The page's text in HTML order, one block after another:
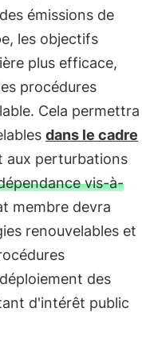
émissions de
les objectifs
plus efficace,
procédures
Cela permettra
dans le cadre
aux perturbations
vis-à-
membre devra
renouvelables et
des
d'intérêt public